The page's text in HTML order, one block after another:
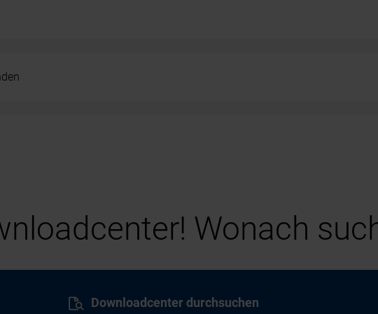
Wonach
Downloadcenter durchsuchen